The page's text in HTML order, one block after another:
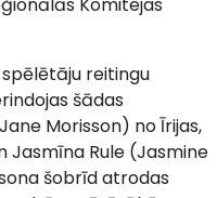
reitingu
šādas
Morisson) no Īrijas,
Jasmīna Rule (Jasmine
šobrīd atrodas